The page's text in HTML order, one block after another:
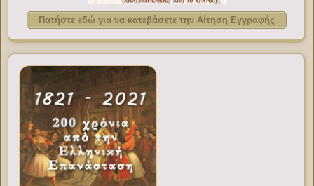
Πατήστε εδώ για να κατεβάσετε την Αίτηση Εγγραφής